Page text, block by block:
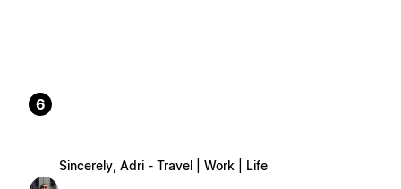
6
Sincerely, Adri - Travel | Work | Life